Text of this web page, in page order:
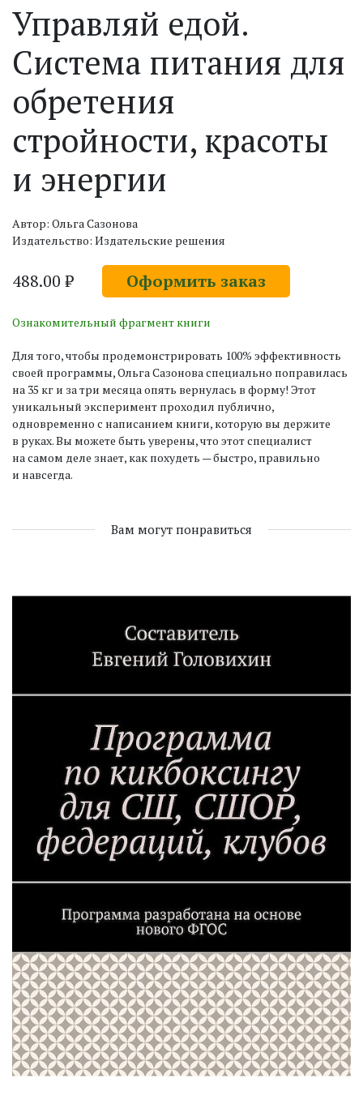
Управляй едой.
Система питания для
обретения
стройности, красоты
и энергии
Автор: Ольга Сазонова
Издательство: Издательские решения
488.00 ₽ Оформить заказ
Ознакомительный фрагмент книги
Для того, чтобы продемонстрировать 100% эффективность
своей программы, Ольга Сазонова специально поправилась
на 35 кг и за три месяца опять вернулась в форму! Этот
уникальный эксперимент проходил публично,
одновременно с написанием книги, которую вы держите
в руках. Вы можете быть уверены, что этот специалист
на самом деле знает, как похудеть — быстро, правильно
и навсегда.
Вам могут понравиться